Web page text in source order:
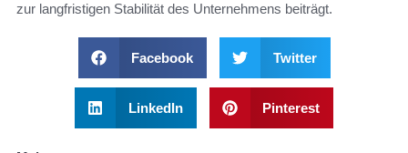
zur langfristigen Stabilität des Unternehmens beiträgt.
Facebook Twitter
LinkedIn Pinterest